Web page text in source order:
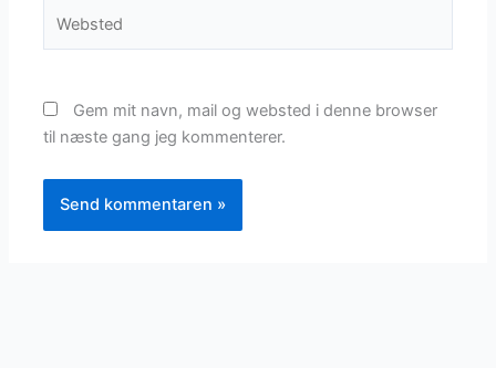
Gem mit navn, mail og websted i denne browser
til næste gang jeg kommenterer.